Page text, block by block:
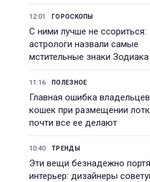
12:01 ГОРОСКОПЫ
С ними лучше не ссориться:
астрологи назвали самые
мстительные знаки Зодиака
11:16 ПОЛЕЗНОЕ
Главная ошибка владельцев
кошек при размещении
почти все ее делают
10:40 ТРЕНДЫ
Эти вещи безнадежно
интерьер: дизайнеры